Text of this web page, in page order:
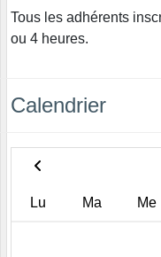
Tous les adhérents
ou 4 heures.
Calendrier
Lu Ma Me